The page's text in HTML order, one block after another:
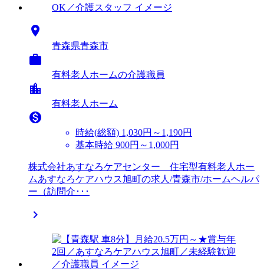

青森県青森市

有料老人ホームの介護職員
location_city
有料老人ホーム

時給(総額) 1,030円～1,190円
基本時給 900円～1,000円
株式会社あすなろケアセンター 住宅型有料老人ホー
ムあすなろケアハウス旭町の求人/青森市/ホームヘルパ
ー（訪問介･･･
